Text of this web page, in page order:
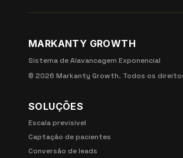
MARKANTY GROWTH
Sistema de Alavancagem Exponencial
© 2026 Markanty Growth. Todos os
SOLUÇÕES
Escala previsível
Captação de pacientes
Conversão de leads